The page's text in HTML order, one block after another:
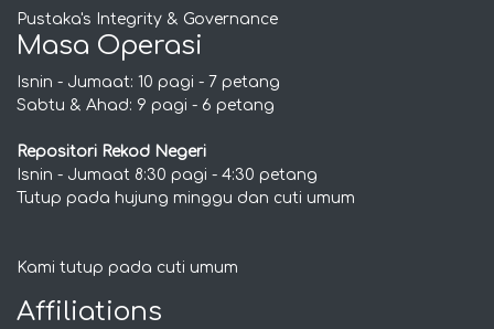
Pustaka's Integrity & Governance
Masa Operasi
Isnin - Jumaat: 10 pagi - 7 petang
Sabtu & Ahad: 9 pagi - 6 petang
Repositori Rekod Negeri
Isnin - Jumaat 8:30 pagi - 4:30 petang
Tutup pada hujung minggu dan cuti umum
Kami tutup pada cuti umum
Affiliations